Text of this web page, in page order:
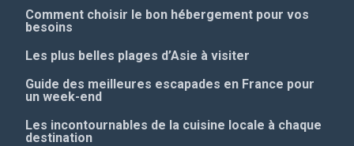
Comment choisir le bon hébergement pour vos
besoins
Les plus belles plages d’Asie à visiter
Guide des meilleures escapades en France pour
un week-end
Les incontournables de la cuisine locale à chaque
destination